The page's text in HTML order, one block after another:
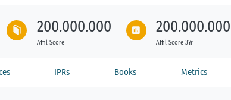
200.000.000
Affil Score
200.000.000
Affil Score 3Yr
IPRs Books Metrics